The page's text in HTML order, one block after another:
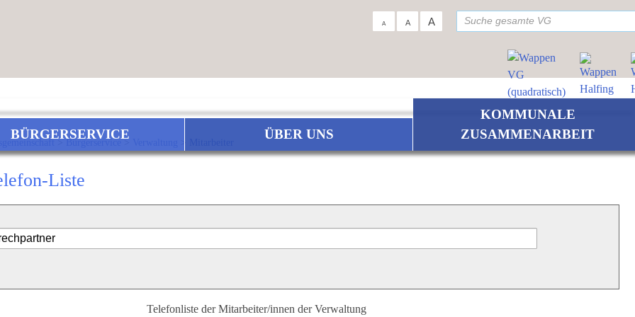
A A A
BÜRGERSERVICE ÜBER UNS
KOMMUNALE
ZUSAMMENARBEIT
>Bürgerservice>
Liste
Telefonliste der Mitarbeiter/innen der Verwaltung